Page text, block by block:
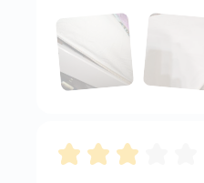
Рейтинг:3